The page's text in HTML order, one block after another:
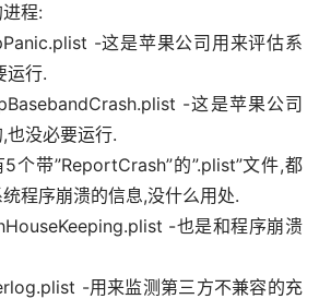
注册
程:
-这是苹果公司用来评估系
运行.
-这是苹果公司
也没必要运行.
个带”ReportCrash”的”.plist”文件,都
程序崩溃的信息,没什么用处.
-也是和程序崩溃
-用来监测第三方不兼容的充